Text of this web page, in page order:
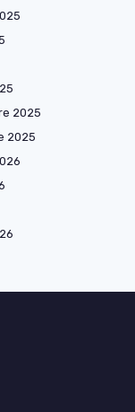
2025
2025